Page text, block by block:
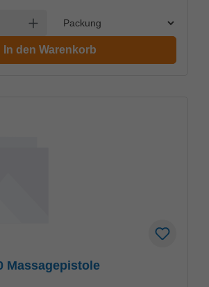
Anzahl erhöhen
In den Warenkorb
Massagepistole